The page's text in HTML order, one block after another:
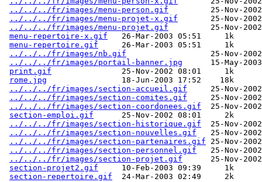
../../../fr/images/menu-person.gif
25-Nov-
../../../fr/images/menu-projet-x.gif
25-Nov-
../../../fr/images/menu-projet.gif
25-Nov-
menu-repertoire-x.gif
   26-Mar-2003 05:51     1k
menu-repertoire.gif
     26-Mar-2003 05:51     1k
../../../fr/images/nb.gif
25-Nov-
../../../fr/images/portail-banner.jpg
15-May-
print.gif
               25-Nov-2002 08:01     1k
rome.jpg
                18-Jun-2003 17:52    18k
../../../fr/images/section-accueil.gif
25-Nov-
../../../fr/images/section-comites.gif
25-Nov-
../../../fr/images/section-coordonees.gif
25-Nov-
section-emploi.gif
      25-Nov-2002 08:01     2k
../../../fr/images/section-historique.gif
25-Nov-
../../../fr/images/section-nouvelles.gif
25-Nov-
../../../fr/images/section-partenaires.gif 25-Nov-
../../../fr/images/section-personnel.gif
25-Nov-
../../../fr/images/section-projet.gif
25-Nov-
section-projet2.gif
     10-Feb-2003 09:39     1k
section-repertoire.gif